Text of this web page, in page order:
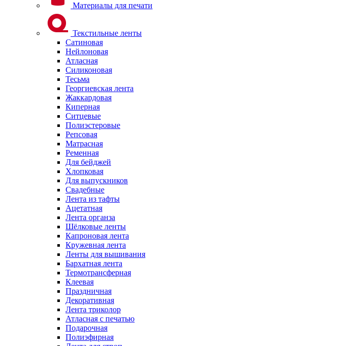
Материалы для печати
Текстильные ленты
Сатиновая
Нейлоновая
Атласная
Силиконовая
Тесьма
Георгиевская лента
Жаккардовая
Киперная
Ситцевые
Полиэстеровые
Репсовая
Матрасная
Ременная
Для бейджей
Хлопковая
Для выпускников
Свадебные
Лента из тафты
Ацетатная
Лента органза
Шёлковые ленты
Капроновая лента
Кружевная лента
Ленты для вышивания
Бархатная лента
Термотрансферная
Клеевая
Праздничная
Декоративная
Лента триколор
Атласная с печатью
Подарочная
Полиэфирная